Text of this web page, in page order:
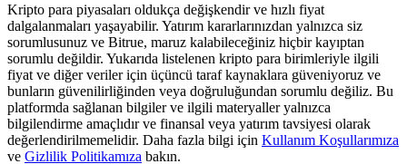
Deposit CASHCAT & Win
Share 500000 CASHCAT prize pool
Kripto para piyasaları oldukça değişkendir ve hızlı fiyat
dalgalanmaları yaşayabilir. Yatırım kararlarınızdan yalnızca siz
sorumlusunuz ve Bitrue, maruz kalabileceğiniz hiçbir kayıptan
sorumlu değildir. Yukarıda listelenen kripto para birimleriyle ilgili
fiyat ve diğer veriler için üçüncü taraf kaynaklara güveniyoruz ve
bunların güvenilirliğinden veya doğruluğundan sorumlu değiliz. Bu
platformda sağlanan bilgiler ve ilgili materyaller yalnızca
bilgilendirme amaçlıdır ve finansal veya yatırım tavsiyesi olarak
değerlendirilmemelidir. Daha fazla bilgi için Kullanım Koşullarımıza
ve Gizlilik Politikamıza bakın.